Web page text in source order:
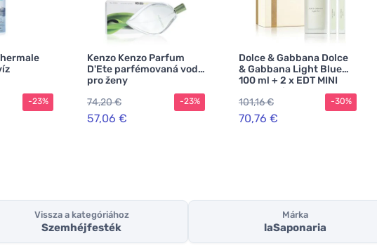
-23%
Kenzo Kenzo Parfum
D'Ete parfémovaná voda
pro ženy
74,20 €
57,06 €
-23%
Dolce & Gabbana Dolce
& Gabbana Light Blue
100 ml + 2 x EDT MINI
eau de toilette
hölgyeknek
101,16 €
70,76 €
-30%
Vissza a kategóriához
Szemhéjfesték
Márka
laSaponaria